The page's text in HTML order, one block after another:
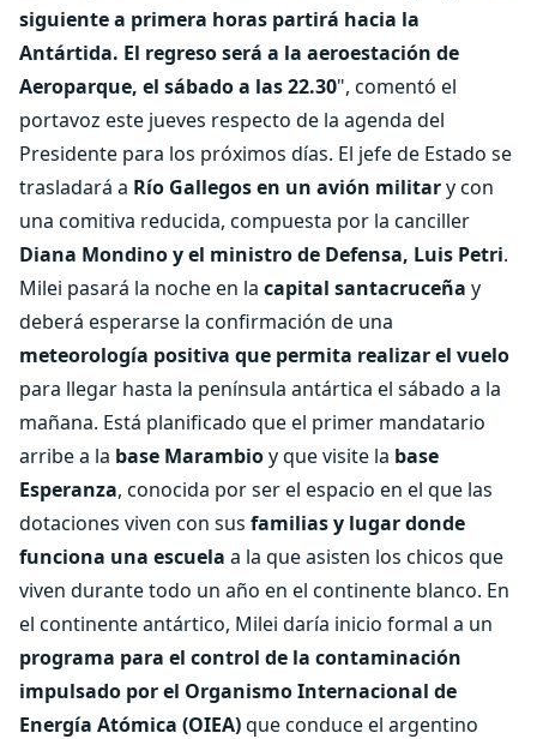
siguiente a primera horas partirá hacia la
Antártida. El regreso será a la aeroestación de
Aeroparque, el sábado a las 22.30", comentó el
portavoz este jueves respecto de la agenda del
Presidente para los próximos días. El jefe de Estado se
trasladará a Río Gallegos en un avión military con
una comitiva reducida, compuesta por la canciller
Diana Mondino y el ministro de Defensa, Luis Petri.
Milei pasará la noche en la capital santacruceña y
deberá esperarse la confirmación de una
meteorología positiva que permita realizar el vuelo
para llegar hasta la península antártica el sábado a la
mañana. Está planificado que el primer mandatario
arribe a la base Marambioy que visite la base
Esperanza, conocida por ser el espacio en el que las
dotaciones viven con sus familias y lugar donde
funciona una escuela a la que asisten los chicos que
viven durante todo un año en el continente blanco. En
el continente antártico, Milei daría inicio formal a un
programa para el control de la contaminación
impulsado por el Organismo Internacional de
Energía Atómica (OIEA)que conduce el argentino